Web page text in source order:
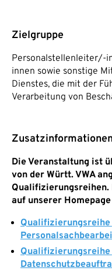
Zielgruppe
Personalstellenleiter/-
innen sowie sonstige
Dienstes, die mit der
Verarbeitung von
Die Veranstaltung ist
von der Württ. VWA
Qualifizierungsreihen.
auf unserer
Qualifizierungsreihe